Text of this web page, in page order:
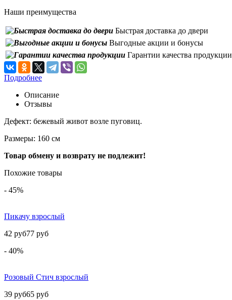
Наши преимущества
Быстрая доставка до двери
Выгодные акции и бонусы
Гарантии качества продукции
Подробнее
Описание
Отзывы
Дефект: бежевый живот возле пуговиц.
Размеры: 160 см
Товар обмену и возврату не подлежит!
Похожие товары
- 45%
Пикачу взрослый
42 руб77 руб
- 40%
Розовый Стич взрослый
39 руб65 руб